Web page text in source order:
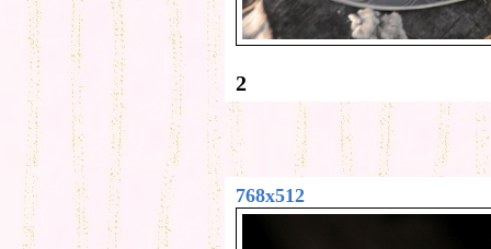
2
768x512